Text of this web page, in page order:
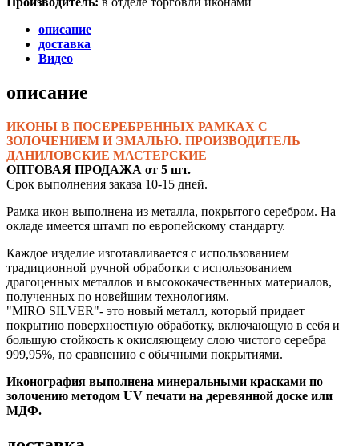
описание
доставка
Видео
описание
ИКОНЫ В ПОСЕРЕБРЕННЫХ РАМКАХ С
ЗОЛОЧЕНИЕМ И ЭМАЛЬЮ. ПРОИЗВОДИТЕЛЬ
ДАНИЛОВСКИЕ МАСТЕРСКИЕ
ОПТОВАЯ ПРОДАЖА от 5 шт.
Срок выполнения заказа 10-15 дней.
Рамка икон выполнена из металла, покрытого серебром. На
окладе имеется штамп по европейскому стандарту.
Каждое изделие изготавливается с использованием
традиционной ручной обработки с использованием
драгоценных металлов и высококачественных материалов,
полученных по новейшим технологиям.
"MIRO SILVER"- это новый металл, который придает
покрытию поверхностную обработку, включающую в себя и
большую стойкость к окисляющему слою чистого серебра
999,95%, по сравнению с обычными покрытиями.
Иконография выполнена минеральными красками по
золочению методом UV печати на деревянной доске или
МДФ.